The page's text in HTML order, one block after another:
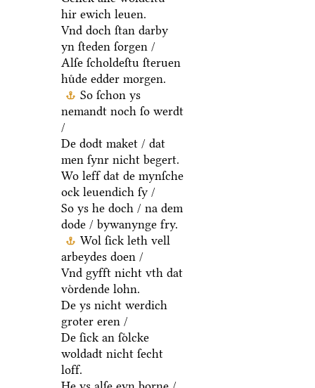
hir ewich leuen.
Vnd doch ſtan darby
yn ſteden ſorgen /
Alſe ſcholdeſtu ſteruen
huͤde edder morgen.
So ſchon ys
nemandt noch ſo werdt
/
De dodt maket / dat
men ſynr nicht begert.
Wo leff dat de mynſche
ock leuendich ſy /
So ys he doch / na dem
dode / bywanynge fry.
Wol ſick leth vell
arbeydes doen /
Vnd gyfft nicht vth dat
voͤrdende lohn.
De ys nicht werdich
groter eren /
De ſick an ſoͤlcke
woldadt nicht ſecht
loff.